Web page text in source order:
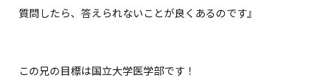
質問したら、答えられないことが良くあるのです』
この兄の目標は国立大学医学部です！